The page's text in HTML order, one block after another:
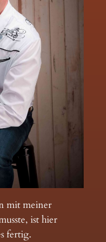
mit meiner
ist hier
fertig.